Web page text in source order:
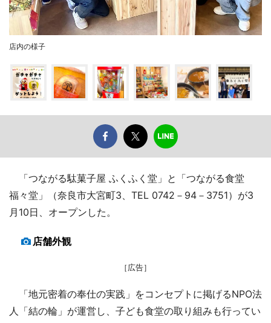
店内の様子
「つながる駄菓子屋 ふくふく堂」と「つながる食堂
福々堂」（奈良市大宮町3、TEL 0742－94－3751）が3
月10日、オープンした。
店舗外観
［広告］
「地元密着の奉仕の実践」をコンセプトに掲げるNPO法
人「結の輪」が運営し、子ども食堂の取り組みも行ってい